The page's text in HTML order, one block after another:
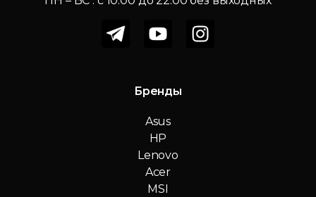
Бренды
Asus
HP
Lenovo
Acer
MSI